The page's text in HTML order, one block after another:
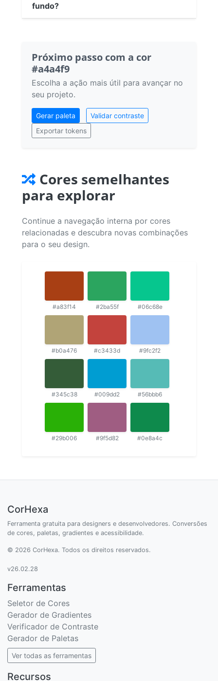
fundo?
Próximo passo com a cor
#a4a4f9
Escolha a ação mais útil para avançar no
seu projeto.
Gerar paleta
Validar contraste
Exportar tokens
Cores semelhantes
para explorar
Continue a navegação interna por cores
relacionadas e descubra novas combinações
para o seu design.
#a83f14 #2ba55f #06c68e
#b0a476 #c3433d #9fc2f2
#345c38 #009dd2 #56bbb6
#29b006 #9f5d82 #0e8a4c
CorHexa
Ferramenta gratuita para designers e desenvolvedores. Conversões
de cores, paletas, gradientes e acessibilidade.
© 2026 CorHexa. Todos os direitos reservados.
v26.02.28
Ferramentas
Seletor de Cores
Gerador de Gradientes
Verificador de Contraste
Gerador de Paletas
Ver todas as ferramentas
Recursos